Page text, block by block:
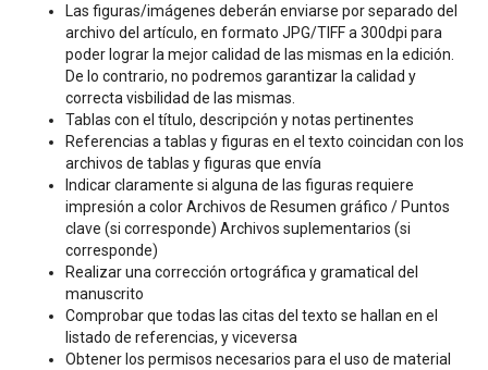
Las figuras/imágenes deberán enviarse por separado del
archivo del artículo, en formato JPG/TIFF a 300dpi para
poder lograr la mejor calidad de las mismas en la edición.
De lo contrario, no podremos garantizar la calidad y
correcta visbilidad de las mismas.
Tablas con el título, descripción y notas pertinentes
Referencias a tablas y figuras en el texto coincidan con los
archivos de tablas y figuras que envía
Indicar claramente si alguna de las figuras requiere
impresión a color Archivos de Resumen gráfico / Puntos
clave (si corresponde) Archivos suplementarios (si
corresponde)
Realizar una corrección ortográfica y gramatical del
manuscrito
Comprobar que todas las citas del texto se hallan en el
listado de referencias, y viceversa
Obtener los permisos necesarios para el uso de material